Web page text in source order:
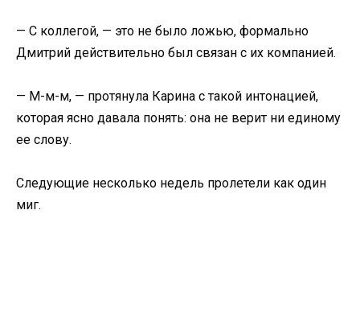
— С коллегой, — это не было ложью, формально
Дмитрий действительно был связан с их компанией.
— М-м-м, — протянула Карина с такой интонацией,
которая ясно давала понять: она не верит ни единому
ее слову.
Следующие несколько недель пролетели как один
миг.